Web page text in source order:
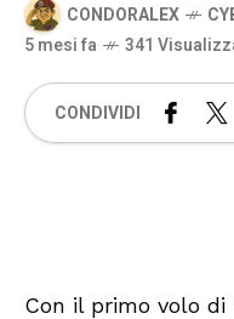
CONDORALEX
5 mesi fa
341
CONDIVIDI
Con il primo volo di